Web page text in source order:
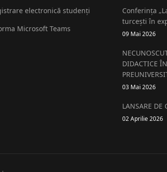
electronică studenți
Microsoft Teams
Conferința
turcești în
09 Mai 2026
DIDACTICE
03 Mai 2026
LANSARE DE
02 Aprilie 2026